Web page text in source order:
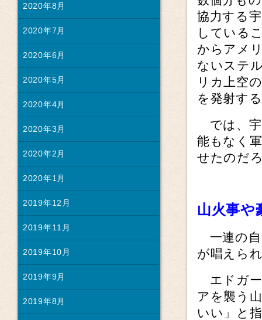
協力する
している
からアメ
ないステ
リカ上空
を発射す
では、宇
能もなく
せたのだ
山火事や
一連の自
が唱えら
エドガー
アを襲う
いい」と
2020年8月
2020年7月
2020年6月
2020年5月
2020年4月
2020年3月
2020年2月
2020年1月
2019年12月
2019年11月
2019年10月
2019年9月
2019年8月